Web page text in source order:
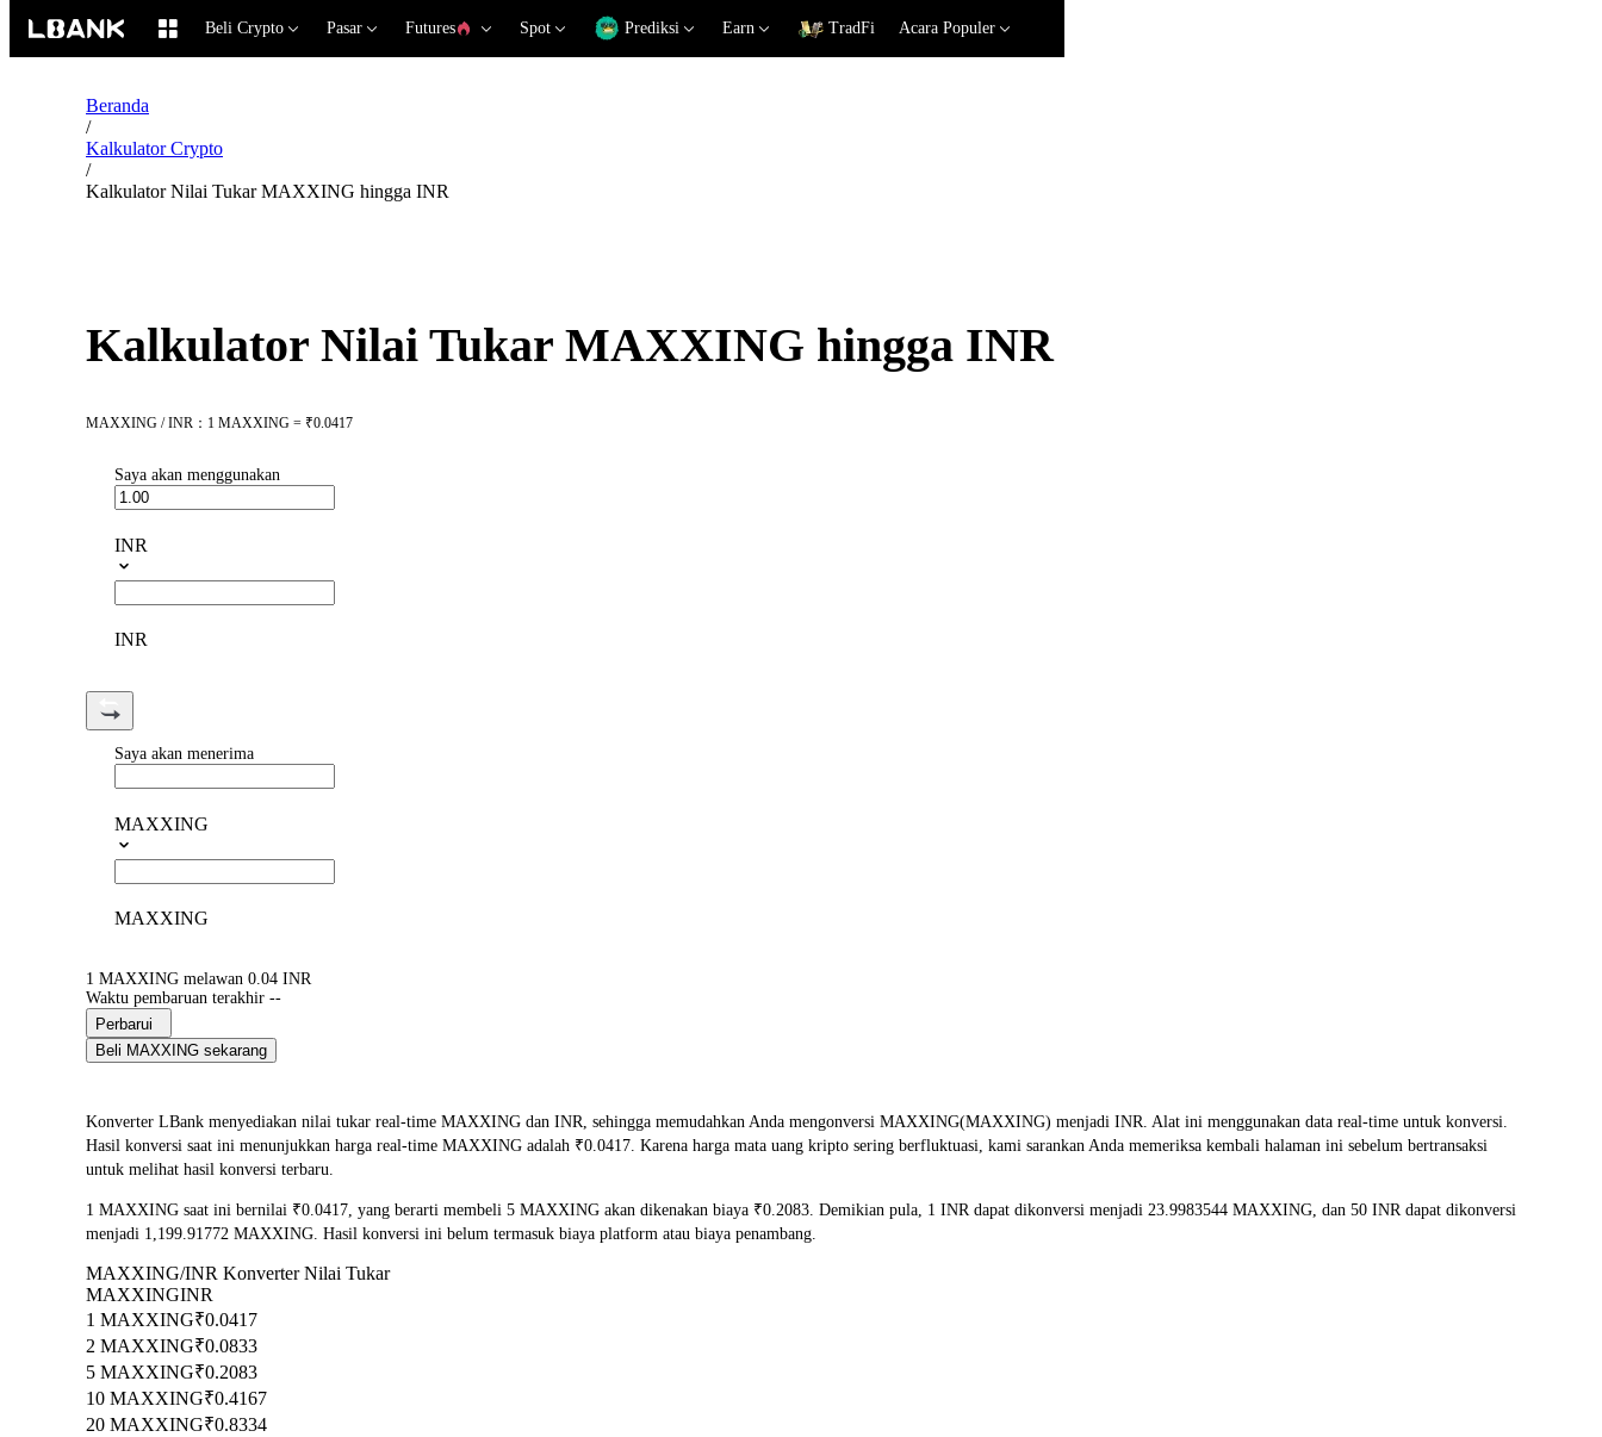
Beli Crypto Pasar Futures Spot Prediksi Earn TradFi Acara Populer
Beranda
/
Kalkulator Crypto
/
Kalkulator Nilai Tukar MAXXING hingga INR
Kalkulator Nilai Tukar MAXXING hingga INR
MAXXING / INR：1 MAXXING = ₹0.0417
Saya akan menggunakan
INR
INR
Saya akan menerima
MAXXING
MAXXING
1 MAXXING melawan 0.04 INR
Waktu pembaruan terakhir --
Perbarui
Beli MAXXING sekarang
Konverter LBank menyediakan nilai tukar real-time MAXXING dan INR, sehingga memudahkan Anda mengonversi MAXXING(MAXXING) menjadi INR. Alat ini menggunakan data real-time untuk konversi.
Hasil konversi saat ini menunjukkan harga real-time MAXXING adalah ₹0.0417. Karena harga mata uang kripto sering berfluktuasi, kami sarankan Anda memeriksa kembali halaman ini sebelum bertransaksi
untuk melihat hasil konversi terbaru.
1 MAXXING saat ini bernilai ₹0.0417, yang berarti membeli 5 MAXXING akan dikenakan biaya ₹0.2083. Demikian pula, 1 INR dapat dikonversi menjadi 23.9983544 MAXXING, dan 50 INR dapat dikonversi
menjadi 1,199.91772 MAXXING. Hasil konversi ini belum termasuk biaya platform atau biaya penambang.
MAXXING/INR Konverter Nilai Tukar
MAXXINGINR
1 MAXXING₹0.0417
2 MAXXING₹0.0833
5 MAXXING₹0.2083
10 MAXXING₹0.4167
20 MAXXING₹0.8334